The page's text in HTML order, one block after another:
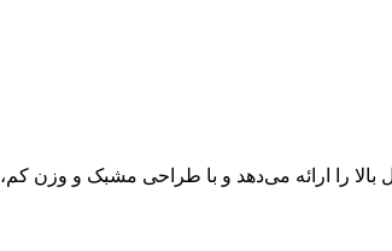
را ارائه می‌دهد و با طراحی مشبک و وزن کم،